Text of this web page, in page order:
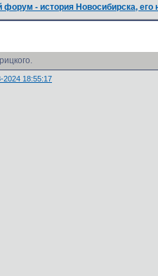
- история Новосибирска, его
2024 18:55:17